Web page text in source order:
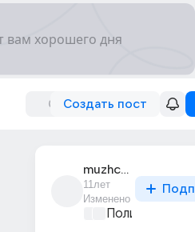
Создать пост
muzhchina_109
11лет
Изменено